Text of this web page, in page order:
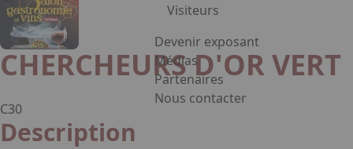
Restauration
Services visiteurs
FAQ
Visiteurs
Edition 2025
Liste exposants
Plan du salon
Programme
Devenir exposant
Médias
Partenaires
Nous contacter
CHERCHEURS D'OR VERT
C30
Description